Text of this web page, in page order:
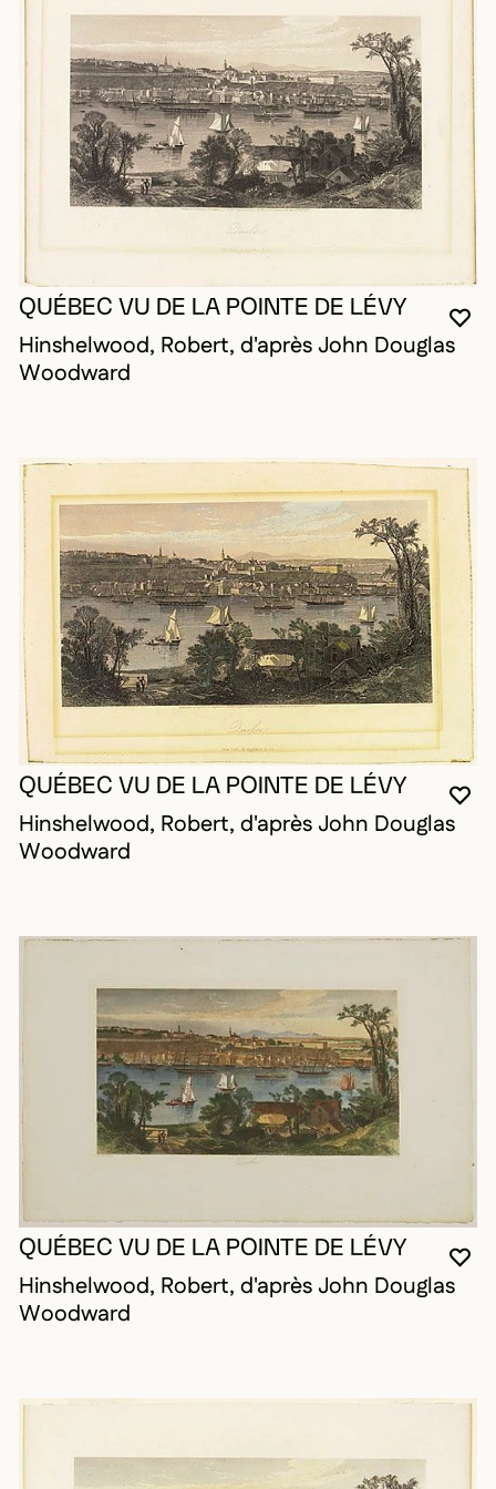
QUÉBEC VU DE LA POINTE DE LÉVY
Hinshelwood, Robert, d'après John Douglas
Woodward
QUÉBEC VU DE LA POINTE DE LÉVY
Hinshelwood, Robert, d'après John Douglas
Woodward
QUÉBEC VU DE LA POINTE DE LÉVY
Hinshelwood, Robert, d'après John Douglas
Woodward